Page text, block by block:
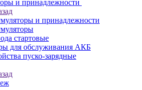
и принадлежности
и принадлежности
стартовые
для обслуживания АКБ
пуско-зарядные